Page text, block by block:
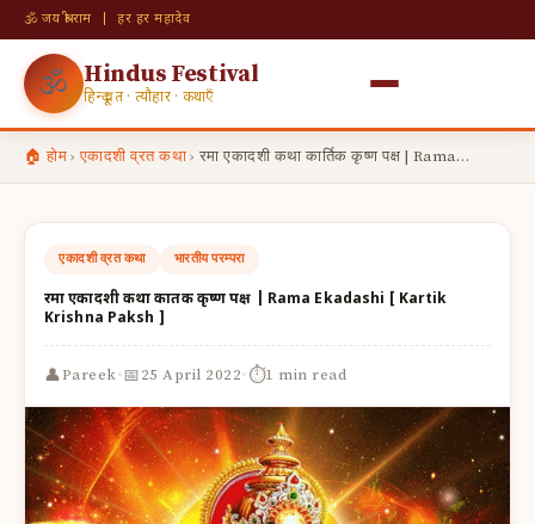
🕉 जय श्री राम | हर हर महादेव
🕉 Hindus Festival
हिन्दू व्रत · त्यौहार · कथाएँ
🏠 होम› एकादशी व्रत कथा› रमा एकादशी कथा कार्तिक कृष्ण पक्ष | Rama…
एकादशी व्रत कथा भारतीय परम्परा
रमा एकादशी कथा कार्तिक कृष्ण पक्ष | Rama Ekadashi [ Kartik
Krishna Paksh ]
👤Pareek·📅25 April 2022·⏱1 min read